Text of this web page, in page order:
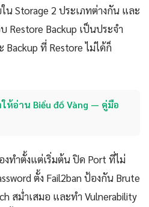
น Storage 2 ประเภทต่างกัน และ
Backup เป็นประจำ
Backup ที่ Restore ไม่ได้ก็
ห้อ่าน Biểu đồ Vàng — คู่มือ
งทำตั้งแต่เริ่มต้น ปิด Port ที่ไม่
ตั้ง Fail2ban ป้องกัน Brute
สม่ำเสมอ และทำ Vulnerability